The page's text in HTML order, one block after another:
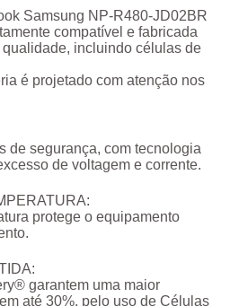
Samsung NP-R480-JD02BR
compatível e fabricada
incluindo células de
é projetado com atenção nos
de segurança, com tecnologia
de voltagem e corrente.
protege o equipamento
garantem uma maior
até 30%, pelo uso de Células